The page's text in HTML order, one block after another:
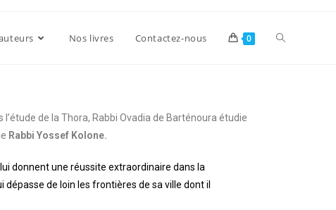
Nos livres Contactez-nous 0
de la Thora, Rabbi Ovadia de Barténoura étudie
Rabbi Yossef Kolone.
donnent une réussite extraordinaire dans la
de loin les frontières de sa ville dont il